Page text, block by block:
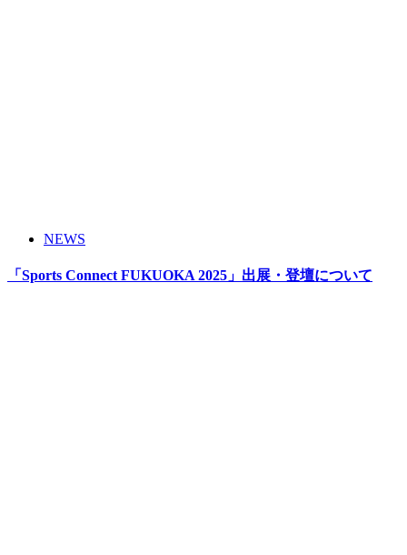
NEWS
「Sports Connect FUKUOKA 2025」出展・登壇について